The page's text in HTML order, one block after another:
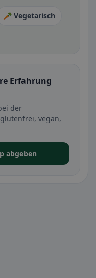
🥕 Vegetarisch
Erfahrung
der
vegan,
abgeben